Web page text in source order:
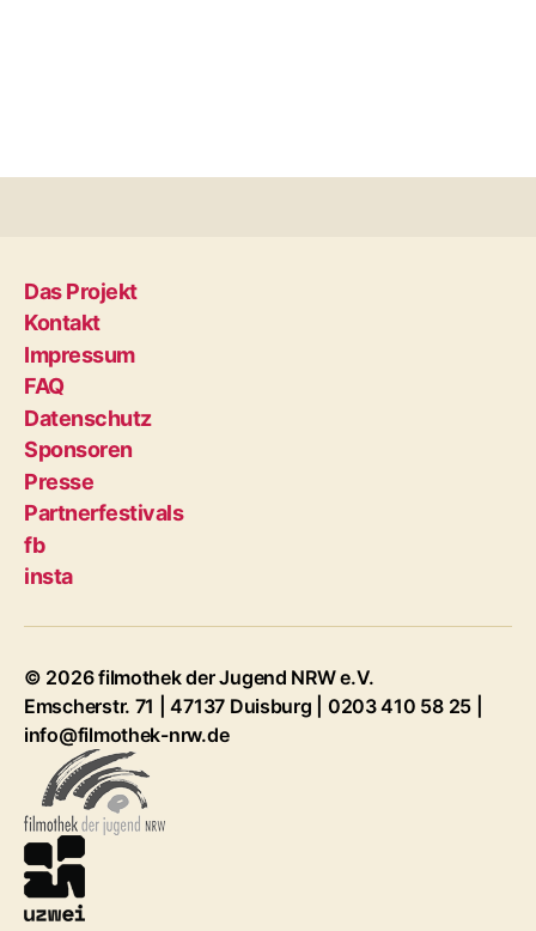
Das Projekt
Kontakt
Impressum
FAQ
Datenschutz
Sponsoren
Presse
Partnerfestivals
fb
insta
© 2026 filmothek der Jugend NRW e.V.
Emscherstr. 71 | 47137 Duisburg | 0203 410 58 25 |
info@filmothek-nrw.de